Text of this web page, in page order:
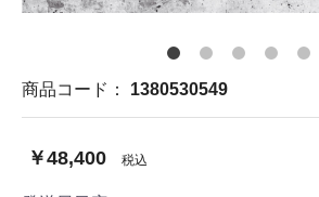
商品コード： 1380530549
￥48,400 税込